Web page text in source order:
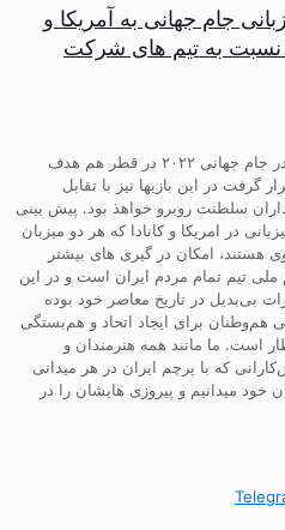
جام جهانی به آمریکا و
نسبت به تیم های شرکت
گودرز اقتداری: تیم ملی همانگونه که در جام جهانی ۲۰۲۲ در قطر هم هدف
در این بازیها نیز با تقابل
سلطنت روبرو خواهذ بود. پیش بینی
در امریکا و کانادا که هر دو میزبان
هستند، امکان در گیری های بیشتر
تیم تمام مردم ایران است و در این
در تاریخ معاصر خود بوده
برای ایجاد اتحاد و هم‌بستگی
است. ما مانند همه هنرمندان و
که با پرچم ایران در هر میدانی
خود میدانیم و پیروزی هایشان را در